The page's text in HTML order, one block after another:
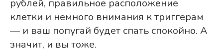
рублей, правильное расположение
клетки и немного внимания к триггерам
— и ваш попугай будет спать спокойно. А
значит, и вы тоже.